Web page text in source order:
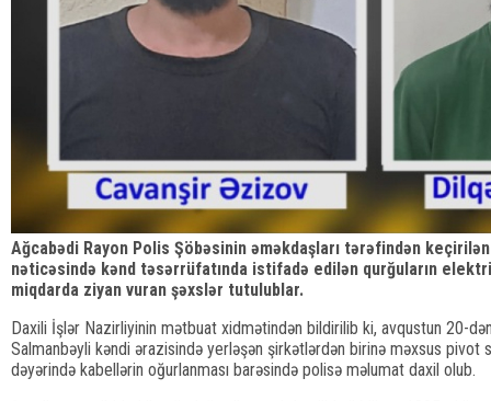
Ağcabədi Rayon Polis Şöbəsinin əməkdaşları tərəfindən
nəticəsində kənd təsərrüfatında istifadə edilən qurğuların
miqdarda ziyan vuran şəxslər tutulublar.
Daxili İşlər Nazirliyinin mətbuat xidmətindən bildirilib ki, avqustun 20-
Salmanbəyli kəndi ərazisində yerləşən şirkətlərdən birinə məxsus pivot
dəyərində kabellərin oğurlanması barəsində polisə məlumat daxil olub.